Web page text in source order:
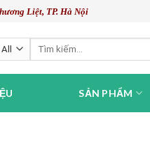
Liệt, TP. Hà Nội
Tìm
SẢN PHẨM